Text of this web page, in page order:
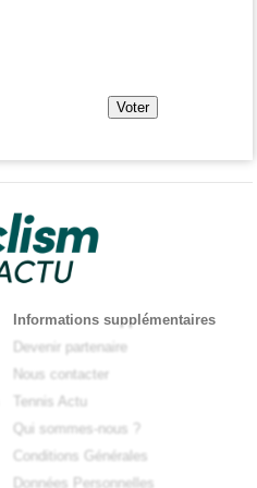
Informations supplémentaires
Devenir partenaire
Nous contacter
Tennis Actu
Qui sommes-nous ?
Conditions Générales
Données Personnelles